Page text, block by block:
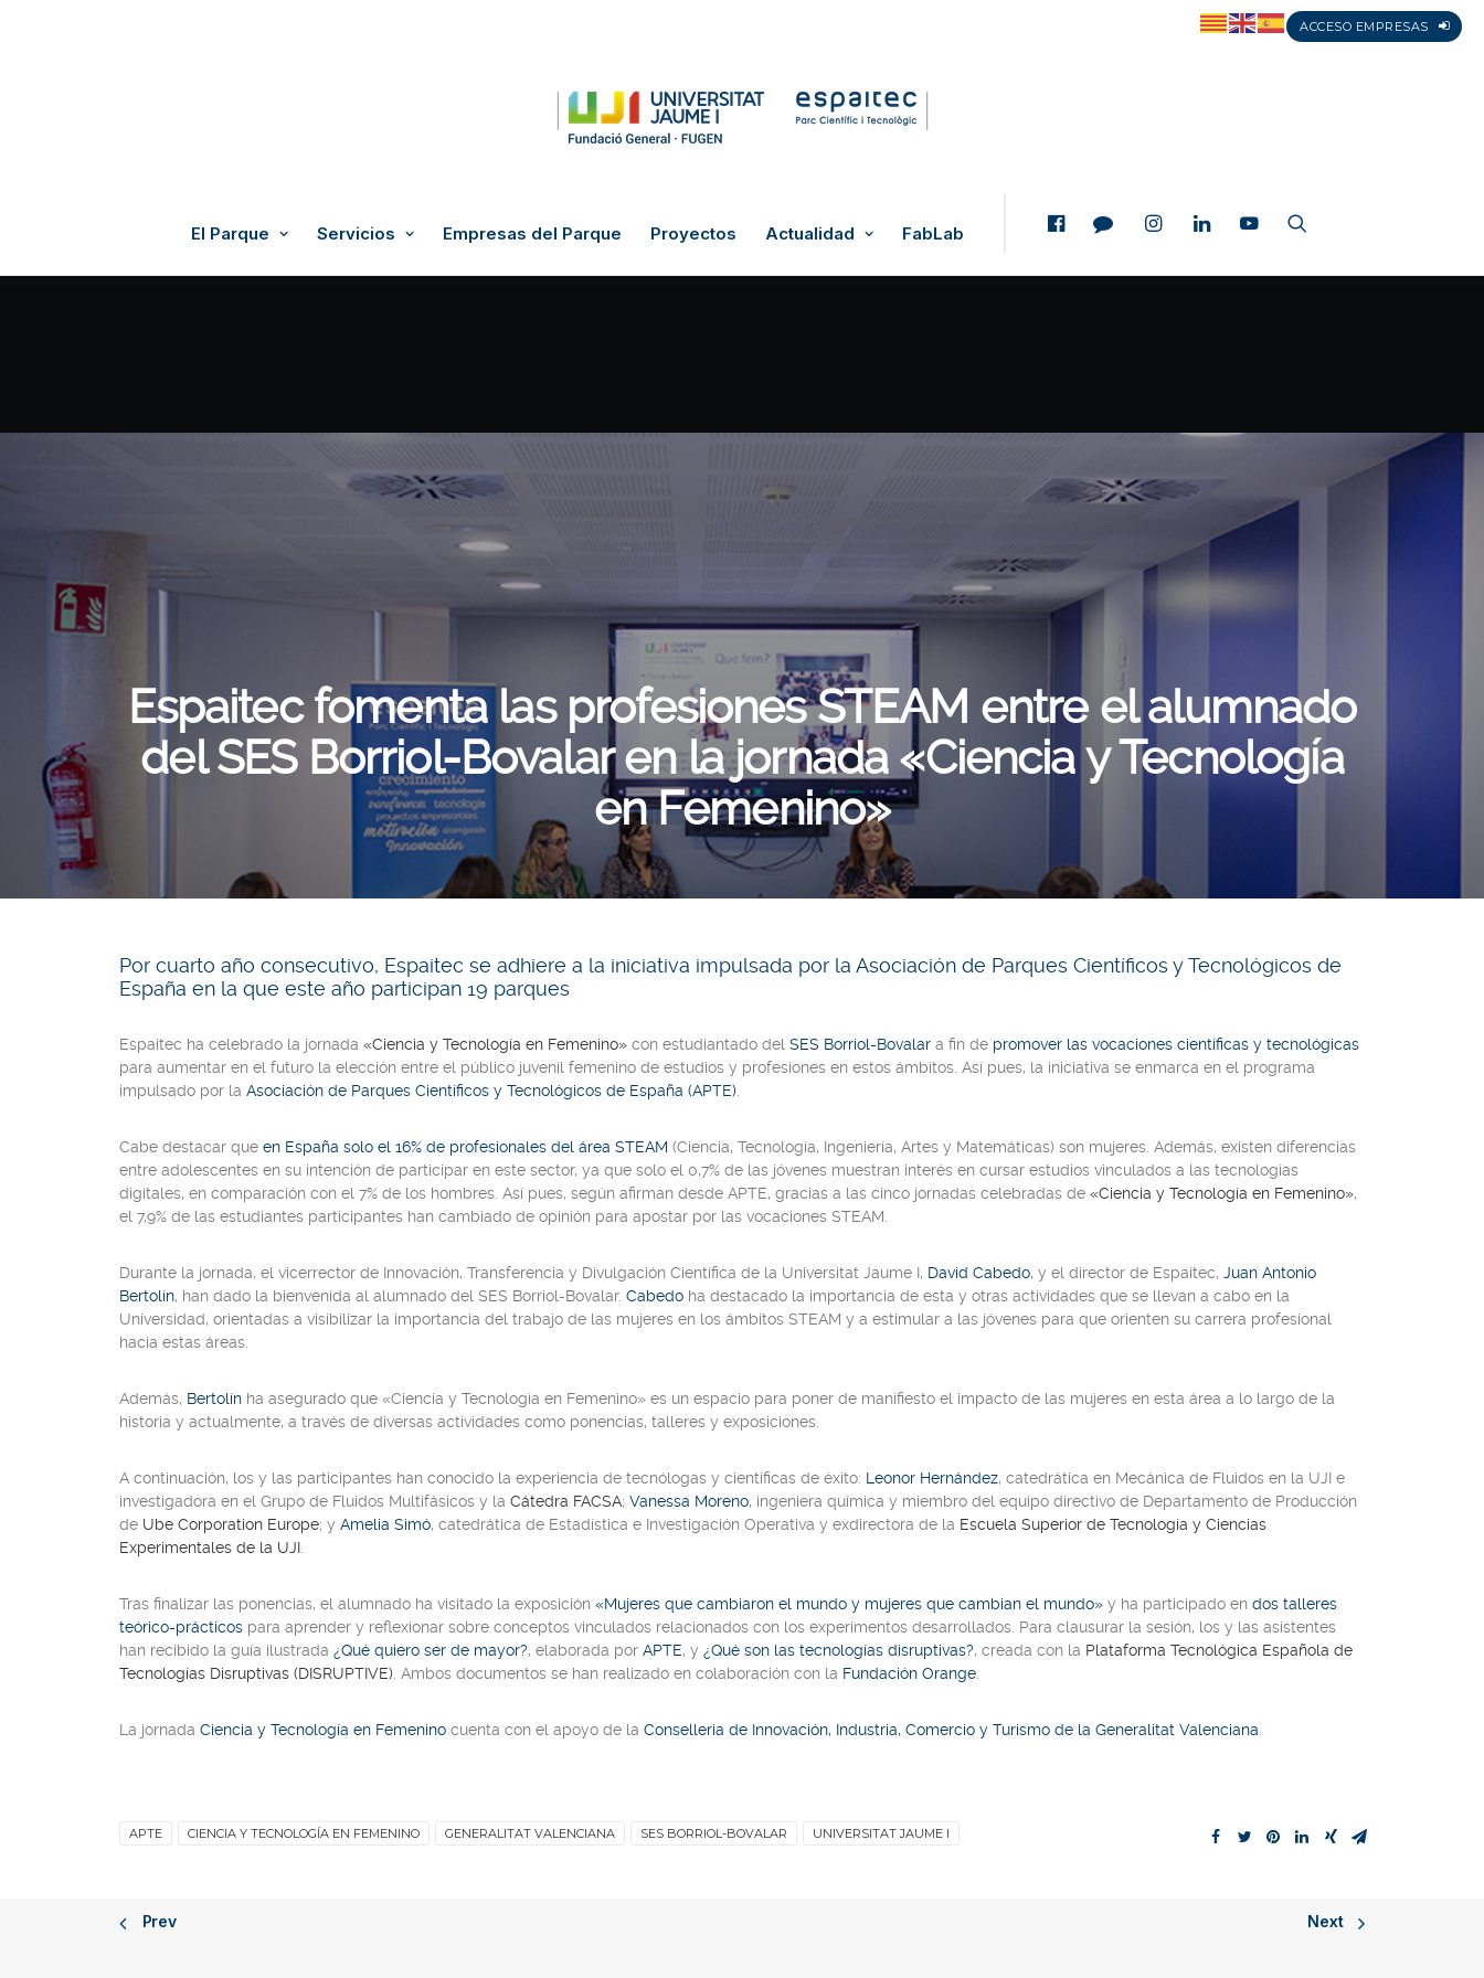
ACCESO EMPRESAS
El Parque Servicios Empresas del Parque Proyectos Actualidad FabLab
Espaitec fomenta las profesiones STEAM entre el alumnado
del SES Borriol-Bovalar en la jornada «Ciencia y Tecnología
en Femenino»
Por cuarto año consecutivo, Espaitec se adhiere a la iniciativa impulsada por la Asociación de Parques Científicos y Tecnológicos de
España en la que este año participan 19 parques
Espaitec ha celebrado la jornada «Ciencia y Tecnología en Femenino» con estudiantado del SES Borriol-Bovalar a fin de promover las vocaciones científicas y tecnológicas
para aumentar en el futuro la elección entre el público juvenil femenino de estudios y profesiones en estos ámbitos. Así pues, la iniciativa se enmarca en el programa
impulsado por la Asociación de Parques Científicos y Tecnológicos de España (APTE)
Cabe destacar que en España solo el 16% de profesionales del área STEAM (Ciencia, Tecnología, Ingeniería, Artes y Matemáticas) son mujeres. Además, existen diferencias
entre adolescentes en su intención de participar en este sector, ya que solo el 0,7% de las jóvenes muestran interés en cursar estudios vinculados a las tecnologías
digitales, en comparación con el 7% de los hombres. Así pues, según afirman desde APTE, gracias a las cinco jornadas celebradas de «Ciencia y Tecnología en Femenino»,
el 7,9% de las estudiantes participantes han cambiado de opinión para apostar por las vocaciones STEAM.
Durante la jornada, el vicerrector de Innovación, Transferencia y Divulgación Científica de la Universitat Jaume I, David Cabedo, y el director de Espaitec, Juan Antonio
Bertolín, han dado la bienvenida al alumnado del SES Borriol-Bovalar. Cabedo ha destacado la importancia de esta y otras actividades que se llevan a cabo en la
Universidad, orientadas a visibilizar la importancia del trabajo de las mujeres en los ámbitos STEAM y a estimular a las jóvenes para que orienten su carrera profesional
hacia estas áreas.
Además, Bertolín ha asegurado que «Ciencia y Tecnología en Femenino» es un espacio para poner de manifiesto el impacto de las mujeres en esta área a lo largo de la
historia y actualmente, a través de diversas actividades como ponencias, talleres y exposiciones.
A continuación, los y las participantes han conocido la experiencia de tecnólogas y científicas de éxito: Leonor Hernández, catedrática en Mecánica de Fluidos en la UJI e
investigadora en el Grupo de Fluidos Multifásicos y la Cátedra FACSA; Vanessa Moreno, ingeniera química y miembro del equipo directivo de Departamento de Producción
de Ube Corporation Europe; y Amelia Simó, catedrática de Estadística e Investigación Operativa y exdirectora de la Escuela Superior de Tecnología y Ciencias
Experimentales de la UJI
Tras finalizar las ponencias, el alumnado ha visitado la exposición «Mujeres que cambiaron el mundo y mujeres que cambian el mundo» y ha participado en dos talleres
teórico-prácticos para aprender y reflexionar sobre conceptos vinculados relacionados con los experimentos desarrollados. Para clausurar la sesión, los y las asistentes
han recibido la guía ilustrada ¿Qué quiero ser de mayor?, elaborada por APTE, y ¿Qué son las tecnologías disruptivas?, creada con la Plataforma Tecnológica Española de
Tecnologías Disruptivas (DISRUPTIVE) . Ambos documentos se han realizado en colaboración con la Fundación Orange
La jornada Ciencia y Tecnología en Femenino cuenta con el apoyo de la Conselleria de Innovación, Industria, Comercio y Turismo de la Generalitat Valenciana
APTE CIENCIA Y TECNOLOGÍA EN FEMENINO GENERALITAT VALENCIANA SES BORRIOL-BOVALAR UNIVERSITAT JAUME I
Prev Next